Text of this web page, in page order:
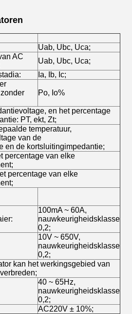
Uab, Ubc, Uca;
AC
Uab, Ubc, Uca;
Ia, Ib, Ic;
Po, Io%
en het percentage
PT, ekt, Zt;
temperatuur,
van de
en de kortsluitingimpedantie;
percentage van elke
percentage van elke
100mA ~ 60A,
nauwkeurigheidsklasse
0,2;
10V ~ 650V,
nauwkeurigheidsklasse
0,2;
kan het werkingsgebied van
40 ~ 65Hz,
nauwkeurigheidsklasse
0,2;
AC220V ± 10%;